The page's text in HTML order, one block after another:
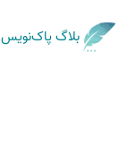
بلاگ پاک‌نویس